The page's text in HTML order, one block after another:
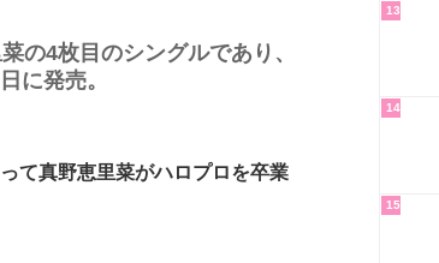
の4枚目のシングルであり、
に発売。
て真野恵里菜がハロプロを卒業
13
14
15